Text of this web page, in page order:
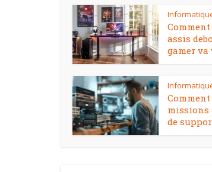
assis
gamer va
missions
de